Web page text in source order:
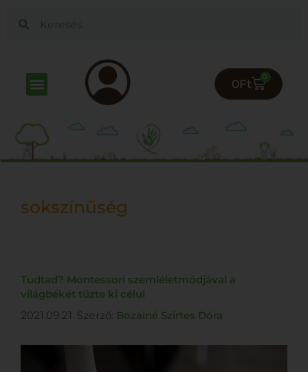
0Ft 0
sokszínűség
Tudtad? Montessori szemléletmódjával a
világbékét tűzte ki célul
2021.09.21. Szerző: Bozainé Szirtes Dóra